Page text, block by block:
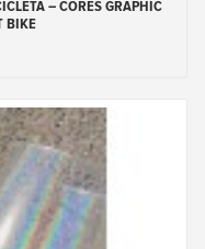
– CORES GRAPHIC
BIKE